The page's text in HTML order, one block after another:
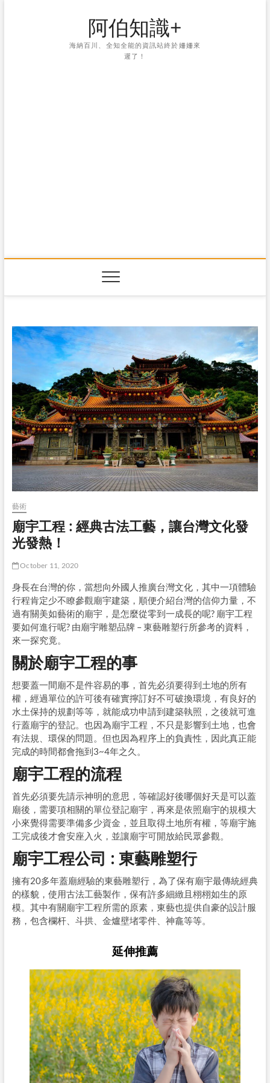
阿伯知識+
海納百川、全知全能的資訊站終於姍姍來
遲了！
藝術
廟宇工程 : 經典古法工藝，讓台灣文化發
光發熱！
October 11, 2020
身長在台灣的你，當想向外國人推廣台灣文化，其中一項體驗
行程肯定少不瞭參觀廟宇建築，順便介紹台灣的信仰力量，不
過有關美如藝術的廟宇，是怎麼從零到一成長的呢? 廟宇工程
要如何進行呢? 由廟宇雕塑品牌 – 東藝雕塑行所參考的資料，
來一探究竟。
關於廟宇工程的事
想要蓋一間廟不是件容易的事，首先必須要得到土地的所有
權，經過單位的許可後有確實擰訂好不可破換環境，有良好的
水土保持的規劃等等，就能成功申請到建築執照，之後就可進
行蓋廟宇的登記。也因為廟宇工程，不只是影響到土地，也會
有法規、環保的問題。但也因為程序上的負責性，因此真正能
完成的時間都會拖到3~4年之久。
廟宇工程的流程
首先必須要先請示神明的意思，等確認好後哪個好天是可以蓋
廟後，需要項相關的單位登記廟宇，再來是依照廟宇的規模大
小來覺得需要準備多少資金，並且取得土地所有權，等廟宇施
工完成後才會安座入火，並讓廟宇可開放給民眾參觀。
廟宇工程公司 : 東藝雕塑行
擁有20多年蓋廟經驗的東藝雕塑行，為了保有廟宇最傳統經典
的樣貌，使用古法工藝製作，保有許多細緻且栩栩如生的原
模。其中有關廟宇工程所需的原素，東藝也提供自豪的設計服
務，包含欄杆、斗拱、金爐壁堵零件、神龕等等。
延伸推薦